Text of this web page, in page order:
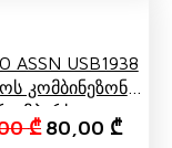
₾.
is: 100,00 ₾.
ASSN USB1938
Კომბინეზონი
₾ Original price
80,00 ₾